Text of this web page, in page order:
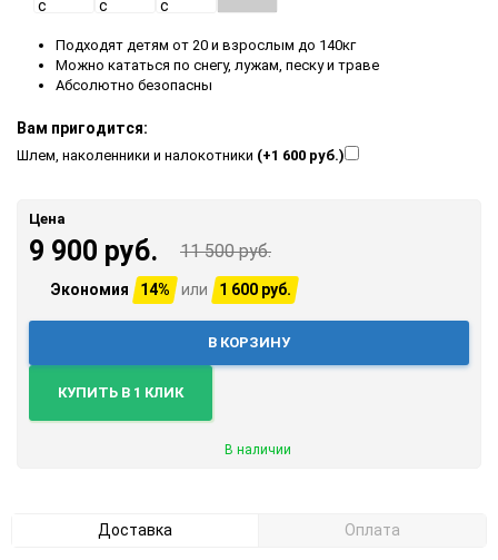
Подходят детям от 20 и взрослым до 140кг
Можно кататься по снегу, лужам, песку и траве
Абсолютно безопасны
Вам пригодится:
Шлем, наколенники и налокотники (+1 600 руб.)
Цена
9 900 руб. 11 500 руб.
Экономия 14% или 1 600 руб.
В КОРЗИНУ
КУПИТЬ В 1 КЛИК
В наличии
Доставка Оплата